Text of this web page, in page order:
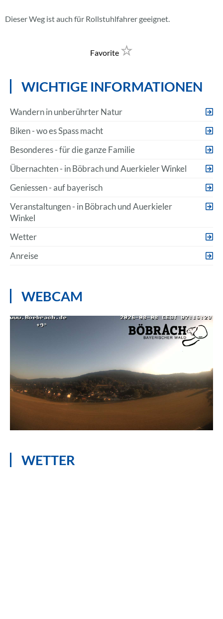
Dieser Weg ist auch für Rollstuhlfahrer geeignet.
Favorite
WICHTIGE INFORMATIONEN
Wandern in unberührter Natur
Biken - wo es Spass macht
Besonderes - für die ganze Familie
Übernachten - in Böbrach und Auerkieler Winkel
Geniessen - auf bayerisch
Veranstaltungen - in Böbrach und Auerkieler
Winkel
Wetter
Anreise
WEBCAM
WETTER